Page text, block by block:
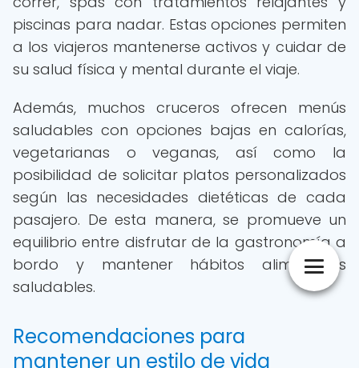
piscinas para nadar. Estas opciones permiten
a los viajeros mantenerse activos y cuidar de
su salud física y mental durante el viaje.
Además, muchos cruceros ofrecen menús
saludables con opciones bajas en calorías,
vegetarianas o veganas, así como la
posibilidad de solicitar platos personalizados
según las necesidades dietéticas de cada
pasajero. De esta manera, se promueve un
equilibrio entre disfrutar de la gastronomía a
bordo y mantener hábitos alimenticios
saludables.
Recomendaciones para
mantener un estilo de vida